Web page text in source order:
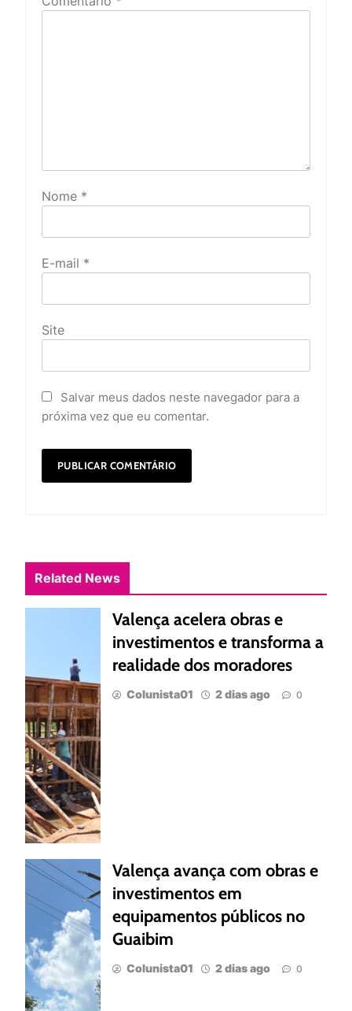
Nome *
E-mail *
Site
Salvar meus dados neste navegador para a
próxima vez que eu comentar.
Related News
Valença acelera obras e
investimentos e transforma a
realidade dos moradores
Colunista01 2 dias ago 0
Valença avança com obras e
investimentos em
equipamentos públicos no
Guaibim
Colunista01 2 dias ago 0